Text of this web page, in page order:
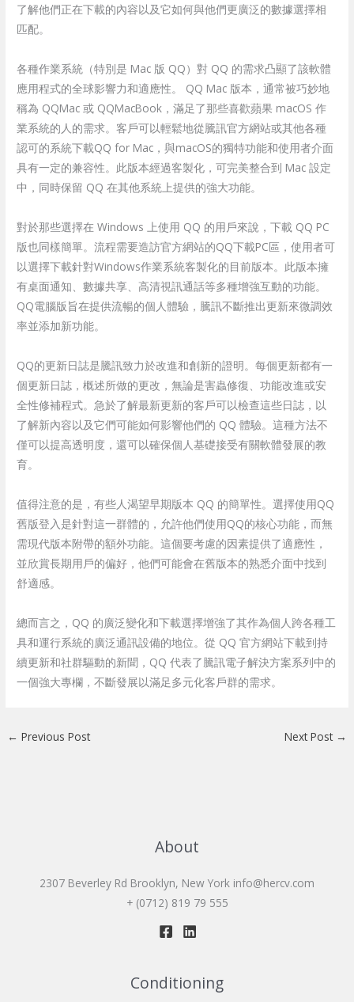
了解他們正在下載的內容以及它如何與他們更廣泛的數據選擇相
匹配。
各種作業系統（特別是 Mac 版 QQ）對 QQ 的需求凸顯了該軟體
應用程式的全球影響力和適應性。 QQ Mac 版本，通常被巧妙地
稱為 QQMac 或 QQMacBook，滿足了那些喜歡蘋果 macOS 作
業系統的人的需求。客戶可以輕鬆地從騰訊官方網站或其他各種
認可的系統下載QQ for Mac，與macOS的獨特功能和使用者介面
具有一定的兼容性。此版本經過客製化，可完美整合到 Mac 設定
中，同時保留 QQ 在其他系統上提供的強大功能。
對於那些選擇在 Windows 上使用 QQ 的用戶來說，下載 QQ PC
版也同樣簡單。流程需要造訪官方網站的QQ下載PC區，使用者可
以選擇下載針對Windows作業系統客製化的目前版本。此版本擁
有桌面通知、數據共享、高清視訊通話等多種增強互動的功能。
QQ電腦版旨在提供流暢的個人體驗，騰訊不斷推出更新來微調效
率並添加新功能。
QQ的更新日誌是騰訊致力於改進和創新的證明。每個更新都有一
個更新日誌，概述所做的更改，無論是害蟲修復、功能改進或安
全性修補程式。急於了解最新更新的客戶可以檢查這些日誌，以
了解新內容以及它們可能如何影響他們的 QQ 體驗。這種方法不
僅可以提高透明度，還可以確保個人基礎接受有關軟體發展的教
育。
值得注意的是，有些人渴望早期版本 QQ 的簡單性。選擇使用QQ
舊版登入是針對這一群體的，允許他們使用QQ的核心功能，而無
需現代版本附帶的額外功能。這個要考慮的因素提供了適應性，
並欣賞長期用戶的偏好，他們可能會在舊版本的熟悉介面中找到
舒適感。
總而言之，QQ 的廣泛變化和下載選擇增強了其作為個人跨各種工
具和運行系統的廣泛通訊設備的地位。從 QQ 官方網站下載到持
續更新和社群驅動的新聞，QQ 代表了騰訊電子解決方案系列中的
一個強大專欄，不斷發展以滿足多元化客戶群的需求。
← Previous Post Next Post →
About
2307 Beverley Rd Brooklyn, New York info@hercv.com
+ (0712) 819 79 555
Conditioning